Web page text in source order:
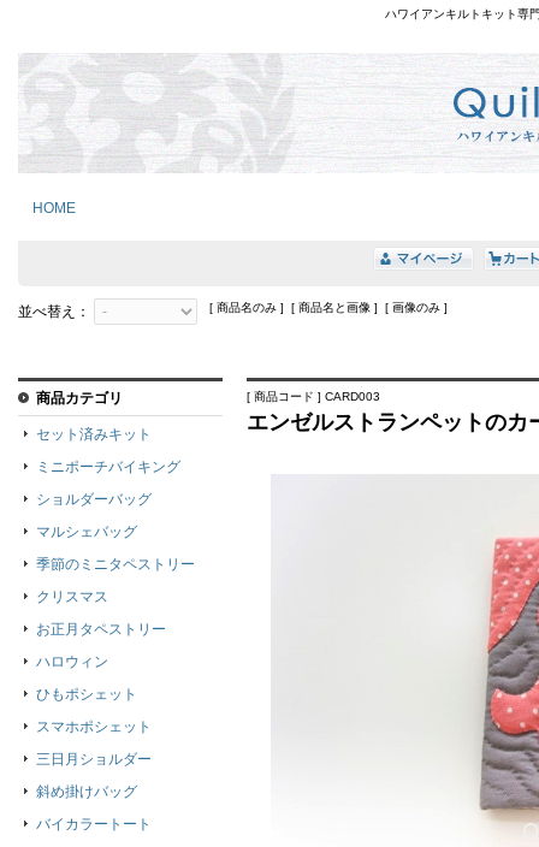
ハワイアンキルトキット専
HOME
並べ替え： [ 商品名のみ ] [ 商品名と画像 ] [ 画像のみ ]
[ 商品コード ] CARD003
エンゼルストランペットのカ
商品カテゴリ
セット済みキット
ミニポーチバイキング
ショルダーバッグ
マルシェバッグ
季節のミニタペストリー
クリスマス
お正月タペストリー
ハロウィン
ひもポシェット
スマホポシェット
三日月ショルダー
斜め掛けバッグ
バイカラートート